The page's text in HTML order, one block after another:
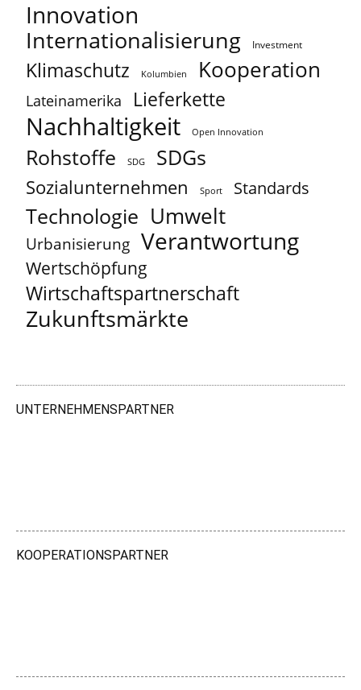
Innovation
Internationalisierung Investment
Klimaschutz Kolumbien Kooperation
Lateinamerika Lieferkette
Nachhaltigkeit Open Innovation
Rohstoffe SDG SDGs
Sozialunternehmen Sport Standards
Technologie Umwelt
Urbanisierung Verantwortung
Wertschöpfung
Wirtschaftspartnerschaft
Zukunftsmärkte
UNTERNEHMENSPARTNER
KOOPERATIONSPARTNER